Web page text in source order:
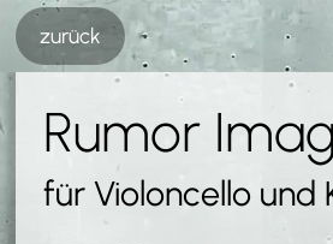
Zum
Inhalt
springen
zurück
Rumor
für Violoncello und